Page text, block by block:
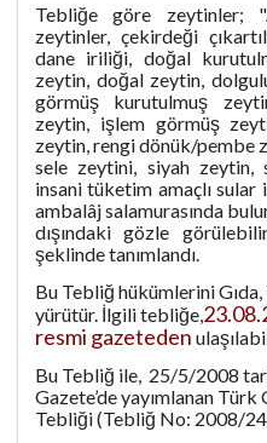
Tebliğe göre zeytinler;
zeytinler, çekirdeği
dane iriliği, doğal
zeytin, doğal zeytin,
görmüş kurutulmuş
zeytin, işlem görmüş
zeytin, rengi dönük/pembe
sele zeytini, siyah zeytin,
insani tüketim amaçlı
ambalâj salamurasında
dışındaki gözle
şeklinde tanımlandı.
Bu Tebliğ hükümlerini Gıda,
yürütür. İlgili tebliğe,
resmi gazeteden
Bu Tebliğ ile, 25/5/2008
Gazete’de yayımlanan
Tebliği (Tebliğ No: 2008/